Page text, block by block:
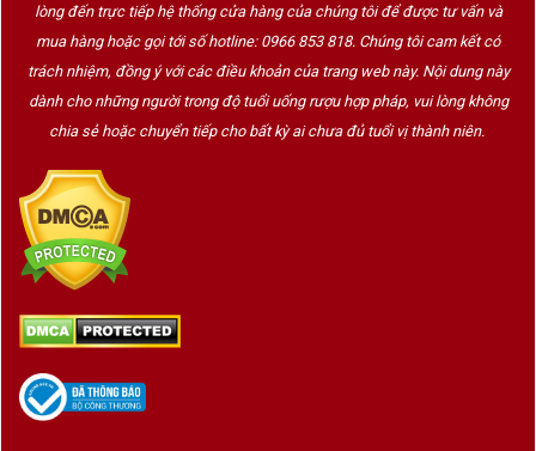
4.Bia Đức Bear Beer Dark WheatPhù hợp với ai?
Người yêu thích bia lúa mì (Weissbier)
Người thíchbia tối màu nhưng không quá
đậm hoặc quá nồng
Phù hợp uống trong các bữa tối, dịp cuối tuần,
thưởng thức nhẹ nhàng
bè, đối tác, sếp
lòng đến trực tiếp hệ thống cửa hàng của chúng tôi để được tư vấn và
mua hàng hoặc gọi tới số hotline: 0966 853 818. Chúng tôi cam kết có
trách nhiệm, đồng ý với các điều khoản của trang web này. Nội dung này
dành cho những người trong độ tuổi uống rượu hợp pháp, vui lòng không
chia sẻ hoặc chuyển tiếp cho bất kỳ ai chưa đủ tuổi vị thành niên.